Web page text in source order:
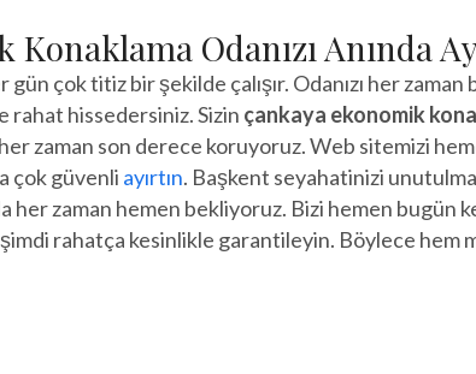
Odanızı Anında
çok titiz bir şekilde çalışır. Odanızı her
rahat hissedersiniz. Sizin çankaya ekonomik
zaman son derece koruyoruz. Web sitemizi
çok güvenli ayırtın. Başkent seyahatinizi
zaman hemen bekliyoruz. Bizi hemen bugün
rahatça kesinlikle garantileyin. Böylece hem